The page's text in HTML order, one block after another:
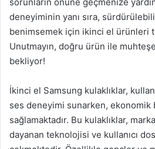
deneyiminin yanı sıra,
benimsemek için ikinci el ürünleri
Unutmayın, doğru ürün ile
bekliyor!
İkinci el Samsung kulaklıklar,
ses deneyimi sunarken, ekonomik
sağlamaktadır. Bu kulaklıklar,
dayanan teknolojisi ve kullanıcı